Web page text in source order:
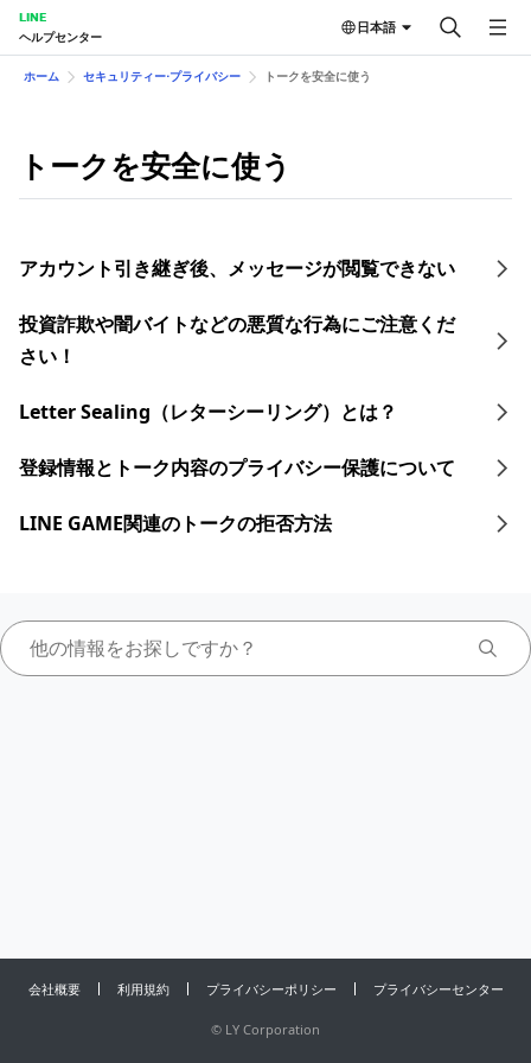
LINE
ヘルプセンター
日本語
ホーム セキュリティー⋅プライバシー トークを安全に使う
トークを安全に使う
アカウント引き継ぎ後、メッセージが閲覧できない
投資詐欺や闇バイトなどの悪質な行為にご注意くだ
さい！
Letter Sealing（レターシーリング）とは？
登録情報とトーク内容のプライバシー保護について
LINE GAME関連のトークの拒否方法
会社概要 利用規約 プライバシーポリシー プライバシーセンター
© LY Corporation